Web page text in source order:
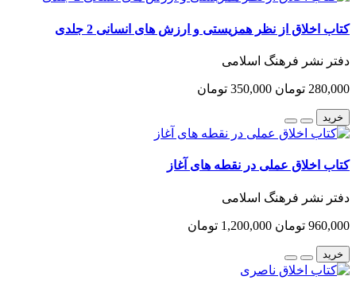
کتاب اخلاق از نظر همزیستی و ارزش های انسانی 2 جلدی
دفتر نشر فرهنگ اسلامی
280,000 تومان 350,000 تومان
خرید
کتاب اخلاق عملی در نقطه های آغاز
دفتر نشر فرهنگ اسلامی
960,000 تومان 1,200,000 تومان
خرید